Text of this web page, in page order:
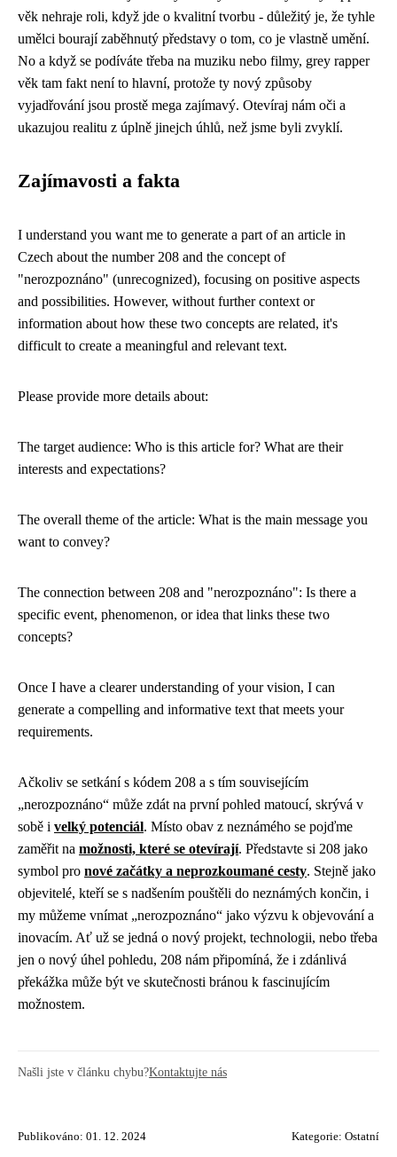
věk nehraje roli, když jde o kvalitní tvorbu - důležitý je, že tyhle
umělci bourají zaběhnutý představy o tom, co je vlastně umění.
No a když se podíváte třeba na muziku nebo filmy, grey rapper
věk tam fakt není to hlavní, protože ty nový způsoby
vyjadřování jsou prostě mega zajímavý. Otevíraj nám oči a
ukazujou realitu z úplně jinejch úhlů, než jsme byli zvyklí.
Zajímavosti a fakta
I understand you want me to generate a part of an article in
Czech about the number 208 and the concept of
"nerozpoznáno" (unrecognized), focusing on positive aspects
and possibilities. However, without further context or
information about how these two concepts are related, it's
difficult to create a meaningful and relevant text.
Please provide more details about:
The target audience: Who is this article for? What are their
interests and expectations?
The overall theme of the article: What is the main message you
want to convey?
The connection between 208 and "nerozpoznáno": Is there a
specific event, phenomenon, or idea that links these two
concepts?
Once I have a clearer understanding of your vision, I can
generate a compelling and informative text that meets your
requirements.
Ačkoliv se setkání s kódem 208 a s tím souvisejícím
„nerozpoznáno“ může zdát na první pohled matoucí, skrývá v
sobě i velký potenciál. Místo obav z neznámého se pojďme
zaměřit na možnosti, které se otevírají. Představte si 208 jako
symbol pro nové začátky a neprozkoumané cesty. Stejně jako
objevitelé, kteří se s nadšením pouštěli do neznámých končin, i
my můžeme vnímat „nerozpoznáno“ jako výzvu k objevování a
inovacím. Ať už se jedná o nový projekt, technologii, nebo třeba
jen o nový úhel pohledu, 208 nám připomíná, že i zdánlivá
překážka může být ve skutečnosti bránou k fascinujícím
možnostem.
Našli jste v článku chybu?Kontaktujte nás
Publikováno: 01. 12. 2024 Kategorie: Ostatní